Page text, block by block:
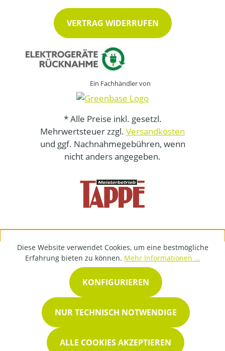
VERTRAG WIDERRUFEN
Ein Fachhändler von
* Alle Preise inkl. gesetzl.
Mehrwertsteuer zzgl. Versandkosten
und ggf. Nachnahmegebühren, wenn
nicht anders angegeben.
Diese Website verwendet Cookies, um eine bestmögliche
Erfahrung bieten zu können. Mehr Informationen ...
NUR TECHNISCH NOTWENDIGE
KONFIGURIEREN
ALLE COOKIES AKZEPTIEREN